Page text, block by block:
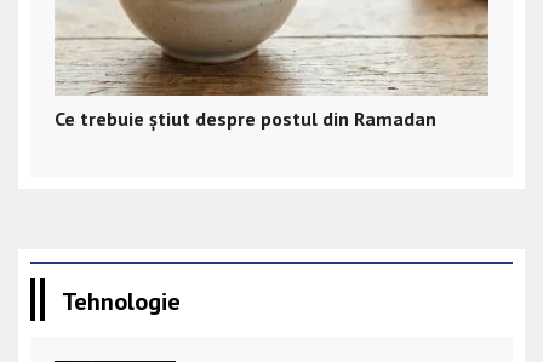
Ce trebuie știut despre postul din Ramadan
Tehnologie